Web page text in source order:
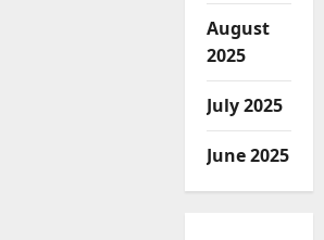
August
2025
July 2025
June 2025